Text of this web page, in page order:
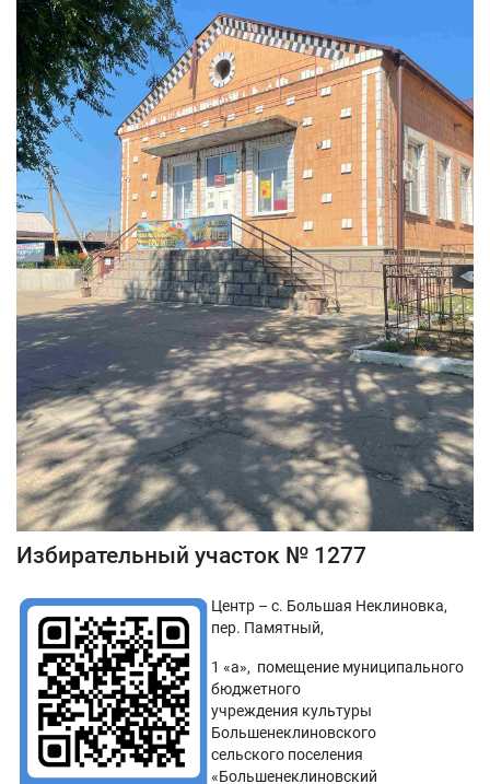
Избирательный участок № 1277
Центр – с. Большая Неклиновка,
пер. Памятный,
1 «а», помещение муниципального
бюджетного
учреждения культуры
Большенеклиновского
сельского поселения
«Большенеклиновский